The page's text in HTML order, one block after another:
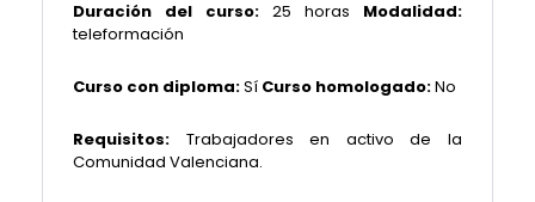
Duración del curso: 25 horas Modalidad:
teleformación
Curso con diploma:Sí Curso homologado:No
Requisitos: Trabajadores en activo de la
Comunidad Valenciana.